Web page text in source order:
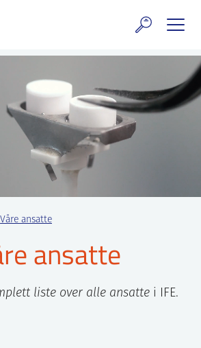
Våre ansatte
ansatte
liste over alle ansatte i IFE.